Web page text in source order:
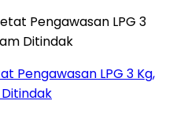
Pengawasan LPG 3 Kg,